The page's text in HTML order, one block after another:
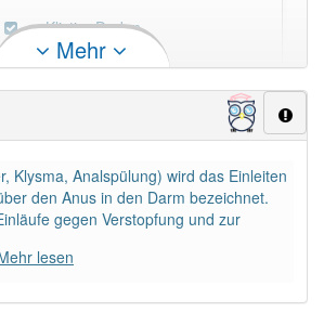
Klistier Duden
10
-klistier
Mehr
Klysma, Analspülung) wird das Einleiten
den Anus in den Darm bezeichnet.
gegen Verstopfung und zur
lesen